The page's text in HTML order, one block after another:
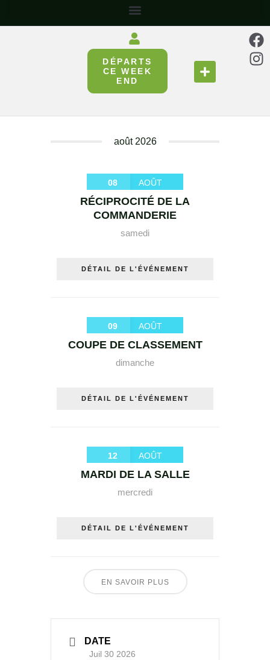
DÉPARTS
CE WEEK
END
août 2026
08 AOÛT
RÉCIPROCITÉ DE LA
COMMANDERIE
samedi
DÉTAIL DE L'ÉVÉNEMENT
09 AOÛT
COUPE DE CLASSEMENT
dimanche
DÉTAIL DE L'ÉVÉNEMENT
12 AOÛT
MARDI DE LA SALLE
mercredi
DÉTAIL DE L'ÉVÉNEMENT
EN SAVOIR PLUS
DATE
Juil 30 2026